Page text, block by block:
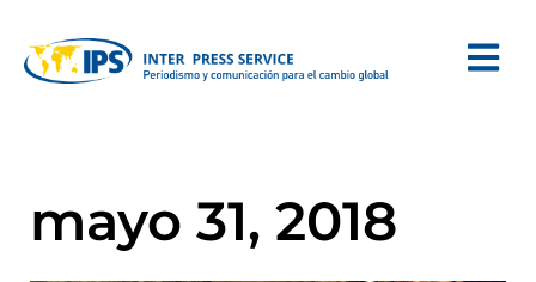
mayo 31, 2018